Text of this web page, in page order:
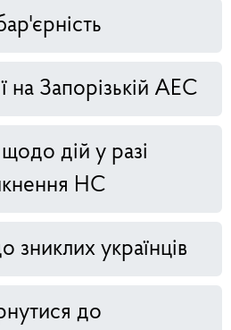
на Запорізькій АЕС
дій у разі
НС
зниклих українців
до